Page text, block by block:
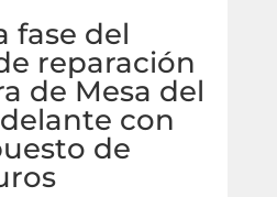
fase del
reparación
de Mesa del
con
de